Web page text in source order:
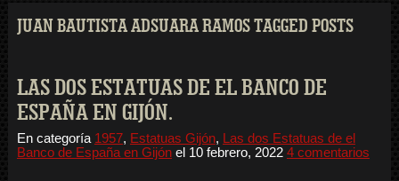
JUAN BAUTISTA ADSUARA RAMOS TAGGED POSTS
LAS DOS ESTATUAS DE EL BANCO DE
ESPAÑA EN GIJÓN.
En categoría 1957, Estatuas Gijón,
Las dos Estatuas de el
Banco de España en Gijónel 10 febrero, 2022 4 comentarios